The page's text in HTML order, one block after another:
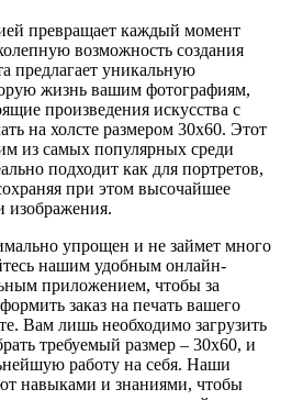
превращает каждый момент
возможность создания
предлагает уникальную
жизнь вашим фотографиям,
произведения искусства с
на холсте размером 30х60. Этот
из самых популярных среди
подходит как для портретов,
при этом высочайшее
изображения.
упрощен и не займет много
нашим удобным онлайн-
приложением, чтобы за
заказ на печать вашего
Вам лишь необходимо загрузить
требуемый размер – 30х60, и
работу на себя. Наши
навыками и знаниями, чтобы